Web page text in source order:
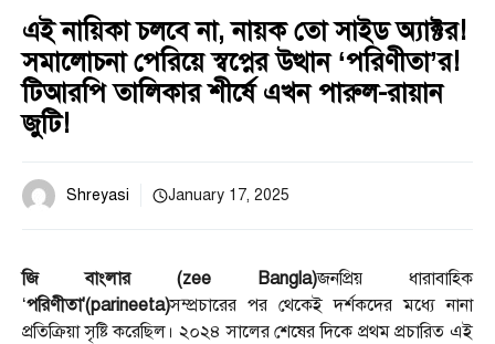
এই নায়িকা চলবে না, নায়ক তো সাইড অ্যাক্টর!
সমালোচনা পেরিয়ে স্বপ্নের উত্থান ‘পরিণীতা’র!
টিআরপি তালিকার শীর্ষে এখন পারুল-রায়ান
জুটি!
Shreyasi January 17, 2025
জি বাংলার (zee Bangla)জনপ্রিয় ধারাবাহিক
‘পরিণীতা'(parineeta)সম্প্রচারের পর থেকেই দর্শকদের মধ্যে নানা
প্রতিক্রিয়া সৃষ্টি করেছিল। ২০২৪ সালের শেষের দিকে প্রথম প্রচারিত এই